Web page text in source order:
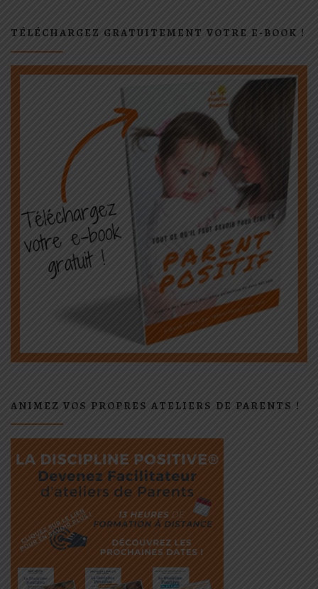
TÉLÉCHARGEZ GRATUITEMENT VOTRE E-BOOK !
ANIMEZ VOS PROPRES ATELIERS DE PARENTS !